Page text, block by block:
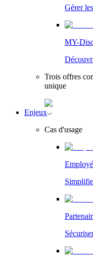
Gérer
MY-
Trois offres
unique
Enjeux
Cas d'usage